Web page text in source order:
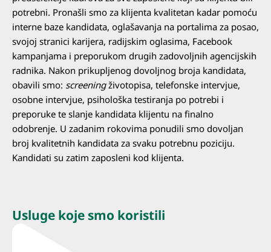
potrebni. Pronašli smo za klijenta kvalitetan kadar pomoću
interne baze kandidata, oglašavanja na portalima za posao,
svojoj stranici karijera, radijskim oglasima, Facebook
kampanjama i preporukom drugih zadovoljnih agencijskih
radnika. Nakon prikupljenog dovoljnog broja kandidata,
obavili smo: screeningživotopisa, telefonske intervjue,
osobne intervjue, psihološka testiranja po potrebi i
preporuke te slanje kandidata klijentu na finalno
odobrenje. U zadanim rokovima ponudili smo dovoljan
broj kvalitetnih kandidata za svaku potrebnu poziciju.
Kandidati su zatim zaposleni kod klijenta.
Usluge koje smo koristili